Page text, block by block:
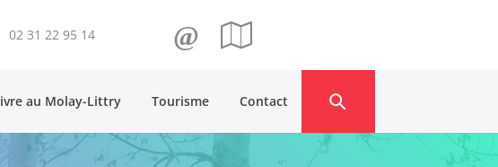
02 31 22 95 14 @
au Molay-Littry Tourisme Contact